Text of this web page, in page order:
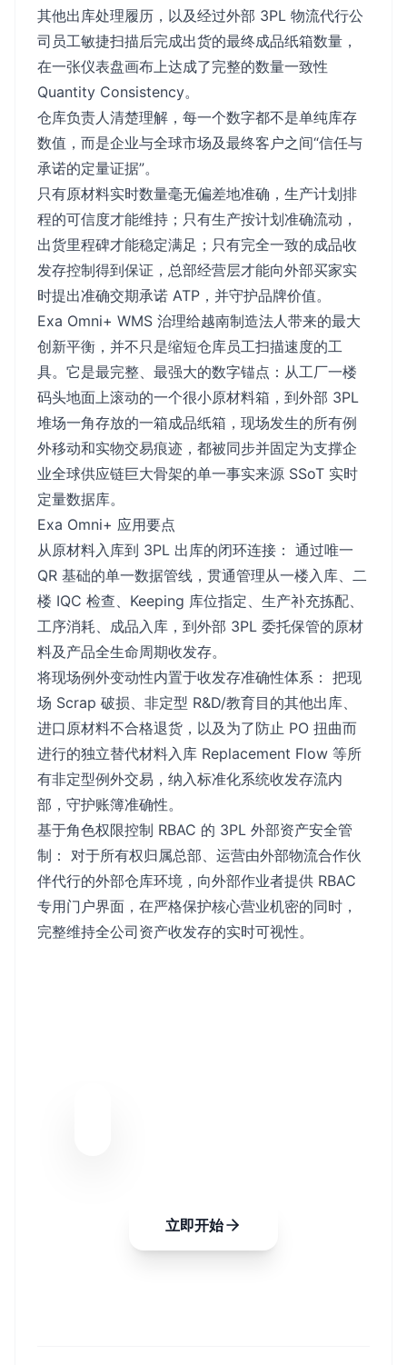
其他出库处理履历，以及经过外部 3PL 物流代行公
司员工敏捷扫描后完成出货的最终成品纸箱数量，
在一张仪表盘画布上达成了完整的数量一致性
Quantity Consistency。
仓库负责人清楚理解，每一个数字都不是单纯库存
数值，而是企业与全球市场及最终客户之间“信任与
承诺的定量证据”。
只有原材料实时数量毫无偏差地准确，生产计划排
程的可信度才能维持；只有生产按计划准确流动，
出货里程碑才能稳定满足；只有完全一致的成品收
发存控制得到保证，总部经营层才能向外部买家实
时提出准确交期承诺 ATP，并守护品牌价值。
Exa Omni+ WMS 治理给越南制造法人带来的最大
创新平衡，并不只是缩短仓库员工扫描速度的工
具。它是最完整、最强大的数字锚点：从工厂一楼
码头地面上滚动的一个很小原材料箱，到外部 3PL
堆场一角存放的一箱成品纸箱，现场发生的所有例
外移动和实物交易痕迹，都被同步并固定为支撑企
业全球供应链巨大骨架的单一事实来源 SSoT 实时
定量数据库。
Exa Omni+ 应用要点
从原材料入库到 3PL 出库的闭环连接： 通过唯一
QR 基础的单一数据管线，贯通管理从一楼入库、二
楼 IQC 检查、Keeping 库位指定、生产补充拣配、
工序消耗、成品入库，到外部 3PL 委托保管的原材
料及产品全生命周期收发存。
将现场例外变动性内置于收发存准确性体系： 把现
场 Scrap 破损、非定型 R&D/教育目的其他出库、
进口原材料不合格退货，以及为了防止 PO 扭曲而
进行的独立替代材料入库 Replacement Flow 等所
有非定型例外交易，纳入标准化系统收发存流内
部，守护账簿准确性。
基于角色权限控制 RBAC 的 3PL 外部资产安全管
制： 对于所有权归属总部、运营由外部物流合作伙
伴代行的外部仓库环境，向外部作业者提供 RBAC
专用门户界面，在严格保护核心营业机密的同时，
完整维持全公司资产收发存的实时可视性。
立即开始